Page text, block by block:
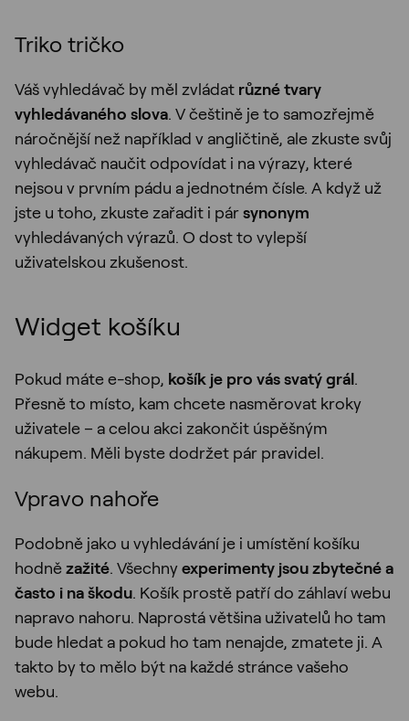
Triko tričko
Váš vyhledávač by měl zvládat různé tvary
vyhledávaného slova. V češtině je to samozřejmě
náročnější než například v angličtině, ale zkuste svůj
vyhledávač naučit odpovídat i na výrazy, které
nejsou v prvním pádu a jednotném čísle. A když už
jste u toho, zkuste zařadit i pár synonym
vyhledávaných výrazů. O dost to vylepší
uživatelskou zkušenost.
Widget košíku
Pokud máte e-shop, košík je pro vás svatý grál .
Přesně to místo, kam chcete nasměrovat kroky
uživatele – a celou akci zakončit úspěšným
nákupem. Měli byste dodržet pár pravidel.
Vpravo nahoře
Podobně jako u vyhledávání je i umístění košíku
hodně zažité. Všechny experimenty jsou zbytečné a
často i na škodu. Košík prostě patří do záhlaví webu
napravo nahoru. Naprostá většina uživatelů ho tam
bude hledat a pokud ho tam nenajde, zmatete ji. A
takto by to mělo být na každé stránce vašeho
webu.